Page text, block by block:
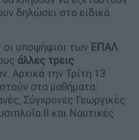
δηλώσει στα ειδικά
υποψήφιοι των ΕΠΑΛ
άλλες τρεις
Αρχικά την Τρίτη 13
στα μαθήματα:
Σύγχρονες Γεωργικές
ΙΙ και Ναυτικές